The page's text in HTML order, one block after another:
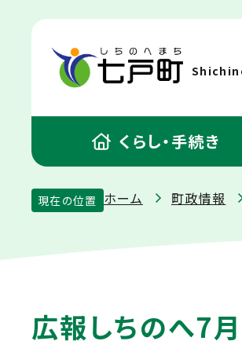
くらし・手続き
現在の位置 ホーム 町政情報
広報しちのへ7